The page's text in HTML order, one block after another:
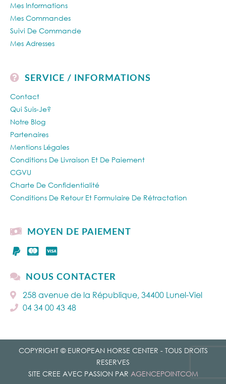
Mes Informations
Mes Commandes
Suivi De Commande
Mes Adresses
SERVICE / INFORMATIONS
Contact
Qui Suis-Je?
Notre Blog
Partenaires
Mentions Légales
Conditions De Livraison Et De Paiement
CGVU
Charte De Confidentialité
Conditions De Retour Et Formulaire De Rétractation
MOYEN DE PAIEMENT
NOUS CONTACTER
258 avenue de la République, 34400 Lunel-Viel
04 34 00 43 48
COPYRIGHT © EUROPEAN HORSE CENTER - TOUS DROITS
RESERVES
SITE CREE AVEC PASSION PAR AGENCEPOINTCOM